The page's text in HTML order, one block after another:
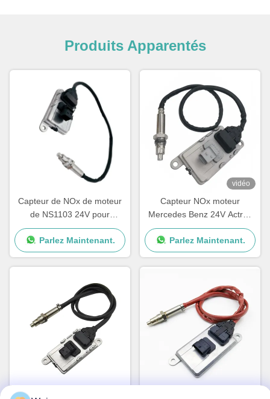
Produits Apparentés
Capteur de NOx de moteur
de NS1103 24V pour
Mercedes Benz Truck
5WK97329A
Parlez Maintenant.
vidéo
Capteur NOx moteur
Mercedes Benz 24V Actros
5WK97331A A0101531628
Parlez Maintenant.